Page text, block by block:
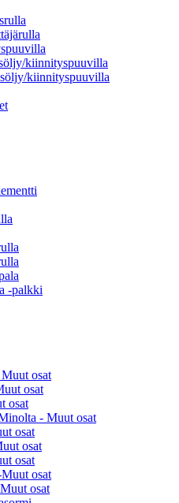
kiinnityspuuvilla
kiinnityspuuvilla
-palkki
osat
osat
osat
- Muut osat
osat
osat
osat
osat
osat